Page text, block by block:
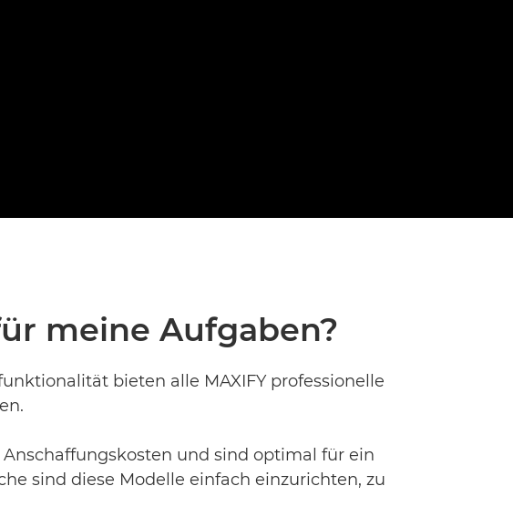
meine Aufgaben?
bieten alle MAXIFY professionelle
und sind optimal für ein
sind diese Modelle einfach einzurichten, zu